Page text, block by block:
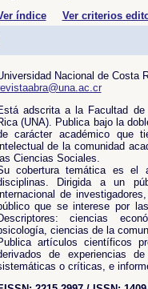
índice
Ver criterios
Nacional de Costa
adscrita a la Facultad
(UNA). Publica bajo la
carácter académico que
de la comunidad
las Ciencias Sociales.
cobertura temática es el
Dirigida a un
de
que se interese por
ciencias
ciencias de la
artículos científicos
de experiencias
o críticas, e